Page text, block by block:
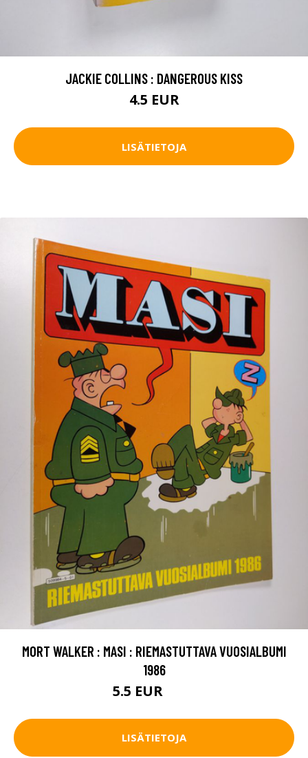
JACKIE COLLINS : DANGEROUS KISS
4.5 EUR
LISÄTIETOJA
MORT WALKER : MASI : RIEMASTUTTAVA VUOSIALBUMI
1986
5.5 EUR
LISÄTIETOJA